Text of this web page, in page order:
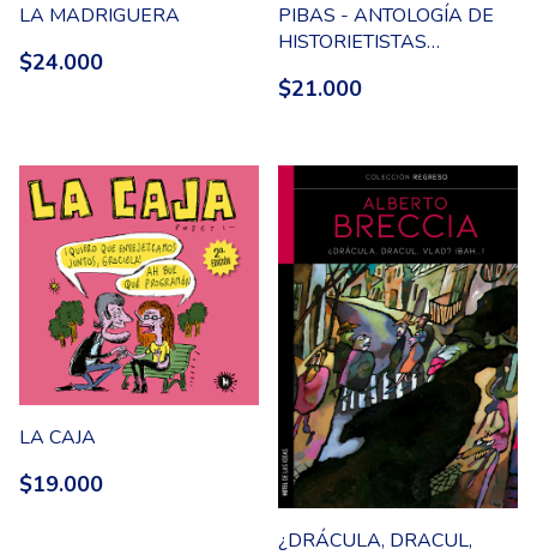
LA MADRIGUERA
$24.000
PIBAS - ANTOLOGÍA DE
HISTORIETISTAS
ARGENTINAS
$21.000
LA CAJA
$19.000
¿DRÁCULA, DRACUL,